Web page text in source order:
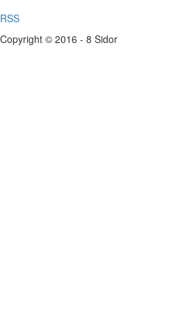
RSS
Copyright © 2016 - 8 Sidor